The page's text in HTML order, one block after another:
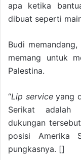
apa ketika
dibuat seperti
Budi
memang untuk
Palestina.
“Lip serviceyang
Serikat adalah
dukungan
posisi Amerika
pungkasnya. []